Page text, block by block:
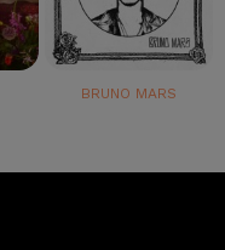
BRUNO MARS